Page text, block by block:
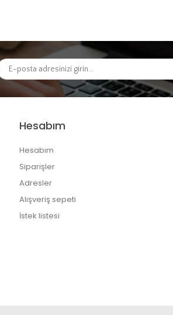
Hesabım
Hesabım
Siparişler
Adresler
Alışveriş sepeti
İstek listesi